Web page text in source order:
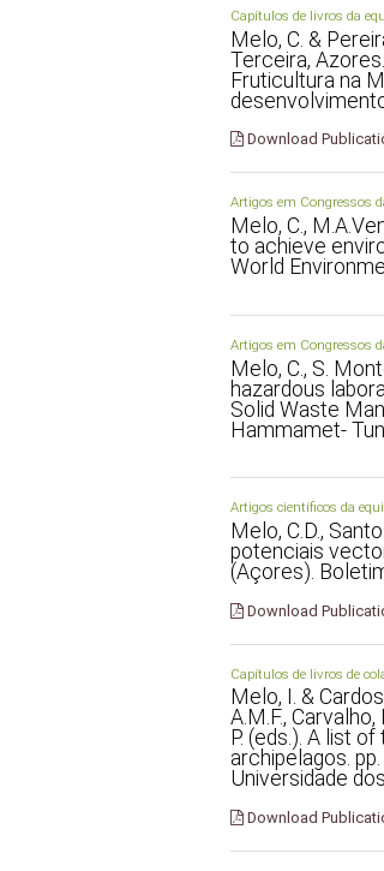
Capítulos de livros da
Melo, C. &
Terceira,
Fruticultura na
Download
Artigos em Congressos
Melo, C.,
to achieve
World
Artigos em Congressos
Melo, C., S.
hazardous
Solid Waste
Hammamet-
Artigos científicos da
Melo, C.D.,
potenciais
(Açores).
Download
Capítulos de livros de
Melo, I. &
A.M.F., Carvalho,
P. (eds.). A list
archipelagos.
Universidade
Download